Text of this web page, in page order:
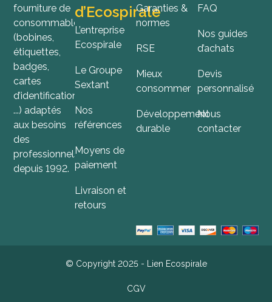
fourniture de
consommables
(bobines,
étiquettes,
badges,
cartes
d’identification,
...) adaptés
aux besoins
des
professionnels
depuis 1992.
d’Ecospirale
L’entreprise
Ecospirale
Le Groupe
Sextant
Nos
références
Moyens de
paiement
Livraison et
retours
Garanties &
normes
RSE
Mieux
consommer
Développement
durable
FAQ
Nos guides
d’achats
Devis
personnalisé
Nous
contacter
© Copyright 2025 - Lien Ecospirale
CGV